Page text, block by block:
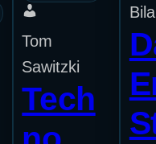
Tom
Sawitzki
Tech